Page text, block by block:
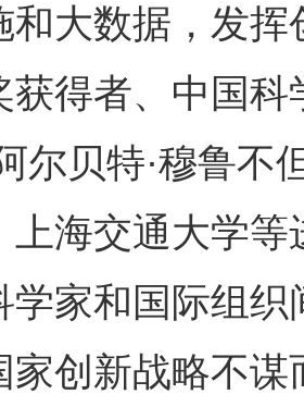
和大数据，发挥
获得者、中国
尔贝特·穆鲁不
上海交通大学
学家和国际组
家创新战略不谋